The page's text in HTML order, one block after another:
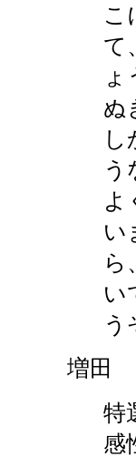
こ
て
ぬ
し
う
よ
い
ら
い
う
増田
特
感